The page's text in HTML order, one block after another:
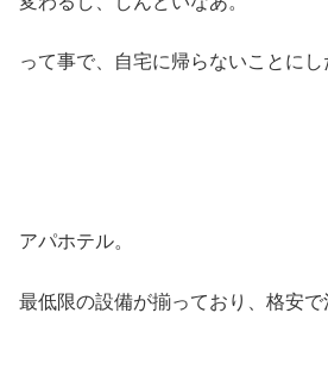
って事で、自宅に帰らないことにし
アパホテル。
最低限の設備が揃っており、格安で